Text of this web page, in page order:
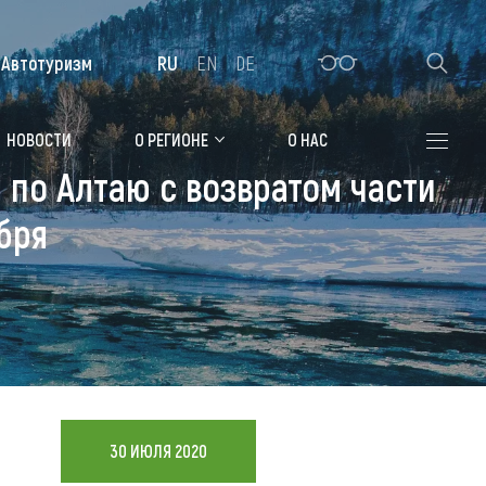
Алтайская зимовка
Где остановиться
Санатории
Гостиницы, отели
Коттеджи, базы
Сельские усадьбы
Мотели, придорожные отели
НОВОСТИ О РЕГИОНЕ О НАС
Автотуризм RU EN DE
Алтаю с возвратом части
30 ИЮЛЯ 2020